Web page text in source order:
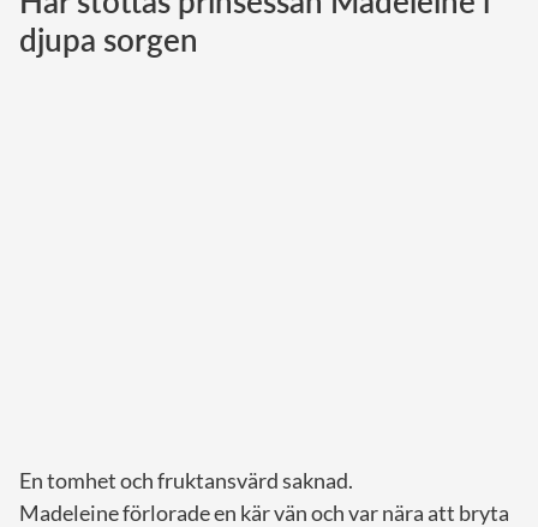
djupa sorgen
En tomhet och fruktansvärd saknad.
Madeleine förlorade en kär vän och var nära att bryta